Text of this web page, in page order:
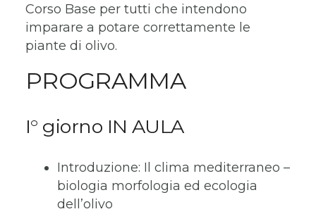
Corso Base per tutti che intendono
imparare a potare correttamente le
piante di olivo.
PROGRAMMA
I° giorno IN AULA
Introduzione: Il clima mediterraneo –
biologia morfologia ed ecologia
dell’olivo